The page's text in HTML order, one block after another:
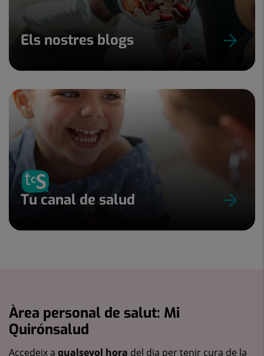
Els nostres blogs
Tu canal de salud
Àrea personal de salut: Mi
Quirónsalud
Accedeix a qualsevol hora del dia per tenir cura de la